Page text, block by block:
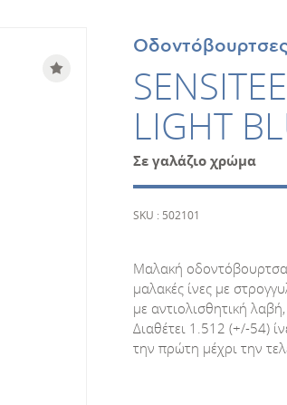
Οδοντόβουρτσες
LIGHT
Σε γαλάζιο χρώμα
SKU : 502101
Μαλακή οδοντόβουρτσα
μαλακές ίνες με
με αντιολισθητική
Διαθέτει 1.512 (+/-54)
την πρώτη μέχρι την